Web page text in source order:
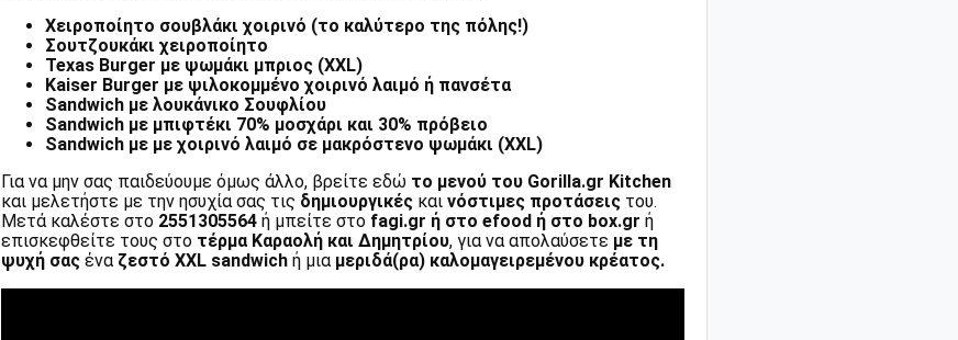
Χειροποίητο σουβλάκι χοιρινό (το καλύτερο της πόλης!)
Σουτζουκάκι χειροποίητο
Texas Burger με ψωμάκι μπριος (XXL)
Kaiser Burger με ψιλοκομμένο χοιρινό λαιμό ή πανσέτα
Sandwich με λουκάνικο Σουφλίου
Sandwich με μπιφτέκι 70% μοσχάρι και 30% πρόβειο
Sandwich με με χοιρινό λαιμό σε μακρόστενο ψωμάκι (XXL)
Για να μην σας παιδεύουμε όμως άλλο, βρείτε εδώ το μενού του Gorilla.gr Kitchen
και μελετήστε με την ησυχία σας τις δημιουργικές και νόστιμες προτάσεις του.
Μετά καλέστε στο 2551305564 ή μπείτε στο fagi.gr ή στο efood ή στο box.gr ή
επισκεφθείτε τους στο τέρμα Καραολή και Δημητρίου, για να απολαύσετε με τη
ψυχή σας ένα ζεστό XXL sandwich ή μια μεριδά(ρα) καλομαγειρεμένου κρέατος.